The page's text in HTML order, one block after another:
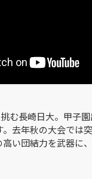
む長崎日大。甲子
去年秋の大会では
い団結力を武器に、